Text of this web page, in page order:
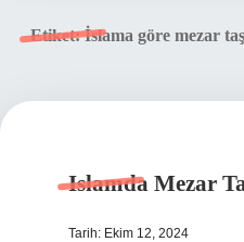
Etiket:İslama göre mezar
Islamda Mezar
Tarih: Ekim 12, 2024